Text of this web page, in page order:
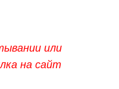
или
на сайт